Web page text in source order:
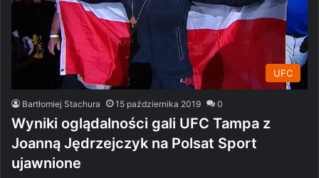
UFC
Bartłomiej Stachura 15 października 2019 0
Wyniki oglądalności gali UFC Tampa z
Joanną Jędrzejczyk na Polsat Sport
ujawnione